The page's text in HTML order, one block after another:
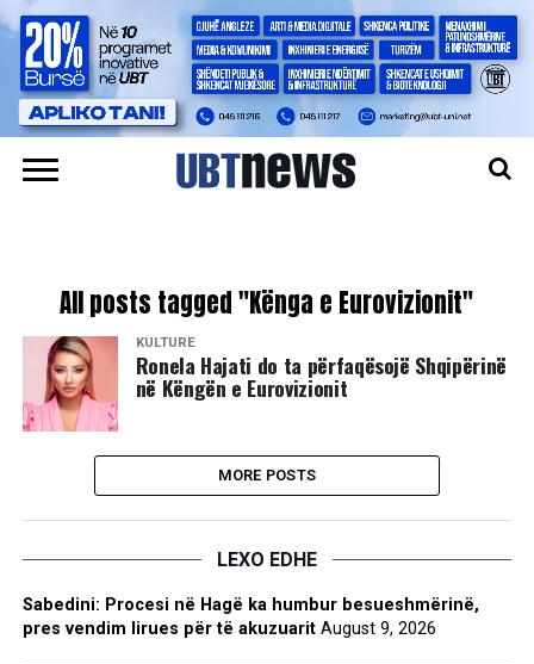
All posts tagged "Kënga e Eurovizionit"
KULTURË
Ronela Hajati do ta përfaqësojë Shqipërinë
në Këngën e Eurovizionit
MORE POSTS
LEXO EDHE
Sabedini: Procesi në Hagë ka humbur besueshmërinë,
pres vendim lirues për të akuzuarit August 9, 2026